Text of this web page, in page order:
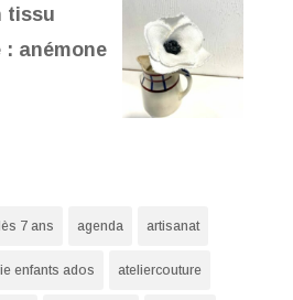
tissu
: anémone
7 ans agenda artisanat
enfants ados ateliercouture